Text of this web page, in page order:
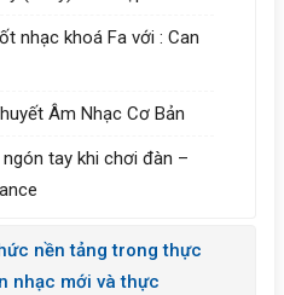
nhạc khoá Fa với : Can
Âm Nhạc Cơ Bản
tay khi chơi đàn –
nền tảng trong thực
nhạc mới và thực